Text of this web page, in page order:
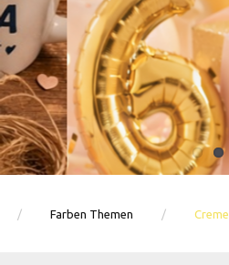
Farben Themen